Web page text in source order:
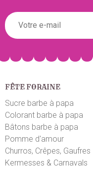
FÊTE FORAINE
Sucre barbe à papa
Colorant barbe à papa
Bâtons barbe à papa
Pomme d'amour
Churros, Crêpes, Gaufres
Kermesses & Carnavals